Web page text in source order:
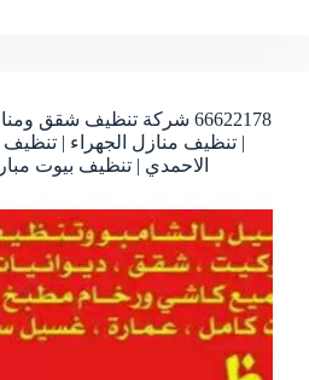
66622178 شركة تنظيف شقق
| تنظيف منازل الجهراء |
الاحمدي | تنظيف بيوت